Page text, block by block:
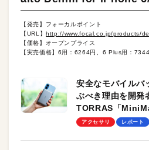
【発売】フォーカルポイント
【URL】http://www.focal.co.jp/products/
【価格】オープンプライス
【実売価格】6用：6264円、6 Plus用：
安全なモバイルバ
ぶべき理由を開発
TORRAS「
ーも
アクセサリ レポート